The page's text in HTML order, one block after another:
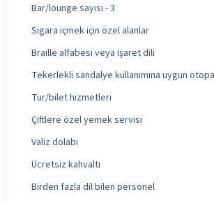
Bar/lounge sayısı - 3
Sigara içmek için özel alanlar
Braille alfabesi veya işaret dili
Tekerlekli sandalye kullanımına uygun
Tur/bilet hizmetleri
Çiftlere özel yemek servisi
Valiz dolabı
Ücretsiz kahvaltı
Birden fazla dil bilen personel